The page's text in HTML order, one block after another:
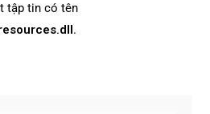
tập tin có tên
.